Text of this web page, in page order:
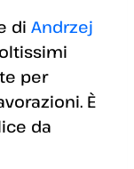
di Andrzej
per
È
da